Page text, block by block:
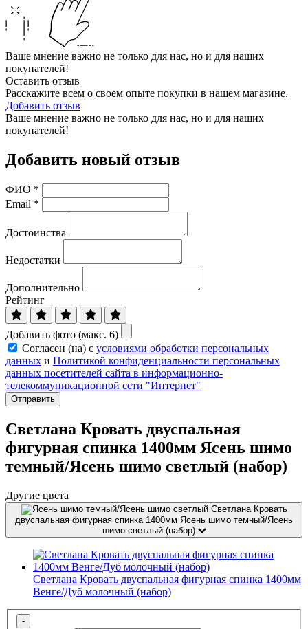
Ваше мнение важно не только для нас, но и для наших
покупателей!
Оставить отзыв
Расскажите всем о своем опыте покупки в нашем магазине.
Добавить отзыв
Ваше мнение важно не только для нас, но и для наших
покупателей!
Добавить новый отзыв
ФИО *
Email *
Достоинства
Недостатки
Дополнительно
Рейтинг
Добавить фото (макс. 6)
Согласен (на) с условиями обработки персональных
данных и Политикой конфиденциальности персональных
данных посетителей сайта в информационно-
телекоммуникационной сети "Интернет"
Отправить
Светлана Кровать двуспальная
фигурная спинка 1400мм Ясень шимо
темный/Ясень шимо светлый (набор)
Другие цвета
Светлана Кровать
двуспальная фигурная спинка 1400мм Ясень шимо темный/Ясень
шимо светлый (набор)
Светлана Кровать двуспальная фигурная спинка 1400мм
Венге/Дуб молочный (набор)
-